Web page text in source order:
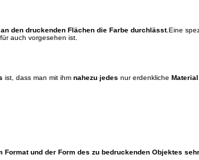
den druckenden Flächen die Farbe durchlässt.Eine
auch vorgesehen ist.
ist, dass man mit ihm nahezu jedes nur erdenkliche
Format und der Form des zu bedruckenden Objektes